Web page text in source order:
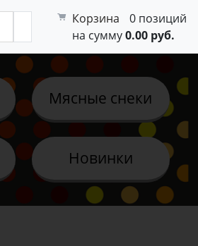
Корзина
0 позиций
на сумму0.00 руб.
Мясные снеки
Новинки